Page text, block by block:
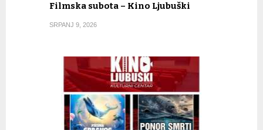
Filmska subota – Kino Ljubuški
SRPANJ 9, 2026